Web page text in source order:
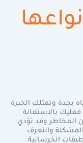
بجدة وتمتلك الخبرة
بالاستعانة
المخاطر وقد تؤدي
والتعرف
الخرسانية